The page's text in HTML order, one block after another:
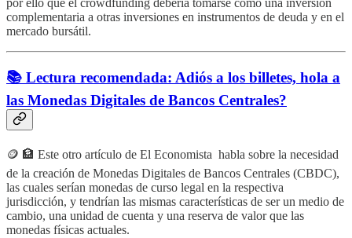
complementaria a otras inversiones en instrumentos de deuda y en el
mercado bursátil.
📚 Lectura recomendada: Adiós a los billetes, hola a
las Monedas Digitales de Bancos Centrales?
🪙 🏦 Este otro artículo de El Economista habla sobre la necesidad
de la creación de Monedas Digitales de Bancos Centrales (CBDC),
las cuales serían monedas de curso legal en la respectiva
jurisdicción, y tendrían las mismas características de ser un medio de
cambio, una unidad de cuenta y una reserva de valor que las
monedas físicas actuales.